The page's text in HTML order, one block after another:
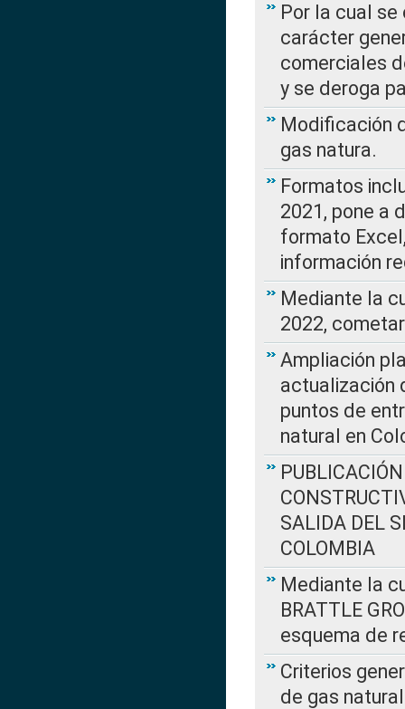
Por la cual
carácter
comerciales
y se deroga
Modificación
gas natura.
Formatos
2021, pone a
formato
información
Mediante la
2022,
Ampliación
actualización
puntos de
natural en
SALIDA DEL
COLOMBIA
Mediante la
BRATTLE
esquema de
Criterios
de gas